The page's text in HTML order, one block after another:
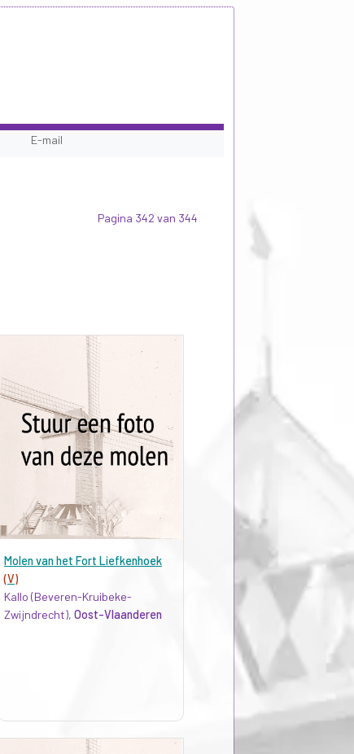
E-mail
Pagina 342 van 344
Molen van het Fort Liefkenhoek
(V)
Kallo (Beveren-Kruibeke-
Zwijndrecht), Oost-Vlaanderen